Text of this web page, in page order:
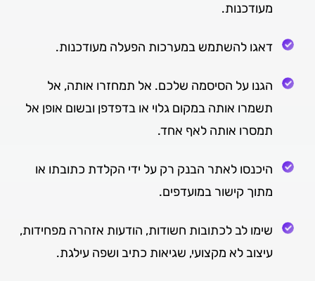
מעודכנות.
דאגו להשתמש במערכות הפעלה מעודכנות.
הגנו על הסיסמה שלכם. אל תמחזרו אותה, אל
תשמרו אותה במקום גלוי או בדפדפן ובשום אופן אל
תמסרו אותה לאף אחד.
היכנסו לאתר הבנק רק על ידי הקלדת כתובתו או
מתוך קישור במועדפים.
שימו לב לכתובות חשודות, הודעות אזהרה מפחידות,
עיצוב לא מקצועי, שגיאות כתיב ושפה עילגת.